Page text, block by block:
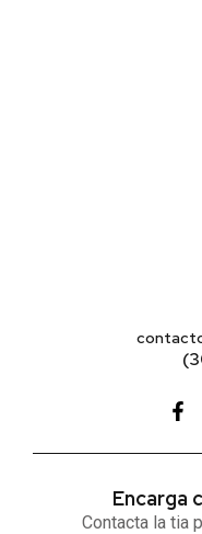
Encarga
Contacta la tia